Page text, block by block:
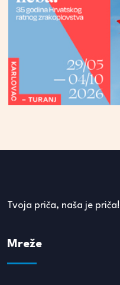
Tvoja priča, naša je priča!
Mreže